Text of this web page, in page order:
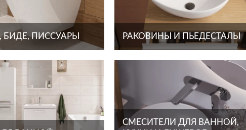
БИДЕ, ПИССУАРЫ РАКОВИНЫ И ПЬЕДЕСТАЛЫ
СМЕСИТЕЛИ ДЛЯ ВАННОЙ,